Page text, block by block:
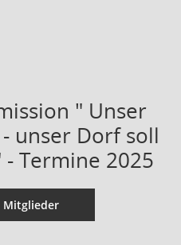
" Unser
unser Dorf soll
Termine 2025
Mitglieder